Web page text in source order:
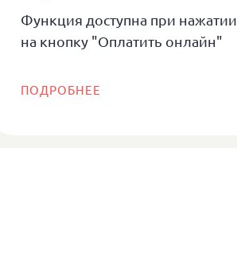
Функция доступна при нажатии
на кнопку "Оплатить онлайн"
ПОДРОБНЕЕ